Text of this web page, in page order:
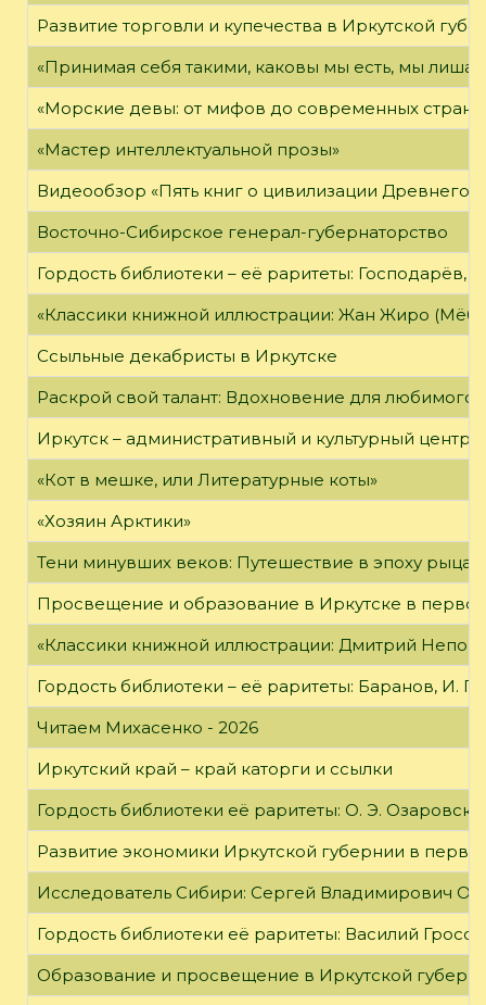
Развитие торговли и купечества в Иркутской
«Принимая себя такими, каковы мы есть, мы
«Морские девы: от мифов до современных
«Мастер интеллектуальной прозы»
Видеообзор «Пять книг о цивилизации Древнего
Восточно-Сибирское генерал-губернаторство
Гордость библиотеки – её раритеты:
«Классики книжной иллюстрации: Жан Жиро
Ссыльные декабристы в Иркутске
Раскрой свой талант: Вдохновение для любимого
Иркутск – административный и культурный центр
«Кот в мешке, или Литературные коты»
«Хозяин Арктики»
Тени минувших веков: Путешествие в эпоху
Просвещение и образование в Иркутске в
«Классики книжной иллюстрации: Дмитрий
Гордость библиотеки – её раритеты: Баранов, И.
Читаем Михасенко - 2026
Иркутский край – край каторги и ссылки
Гордость библиотеки её раритеты: О. Э.
Развитие экономики Иркутской губернии в
Исследователь Сибири: Сергей Владимирович
Гордость библиотеки её раритеты: Василий
Образование и просвещение в Иркутской